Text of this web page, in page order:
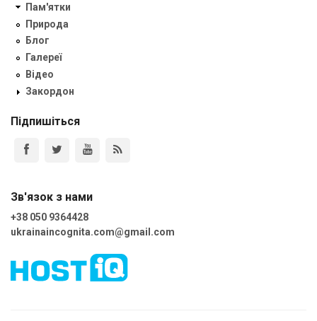
Пам'ятки
Природа
Блог
Галереї
Відео
Закордон
Підпишіться
Зв'язок з нами
+38 050 9364428
ukrainaincognita.com@gmail.com